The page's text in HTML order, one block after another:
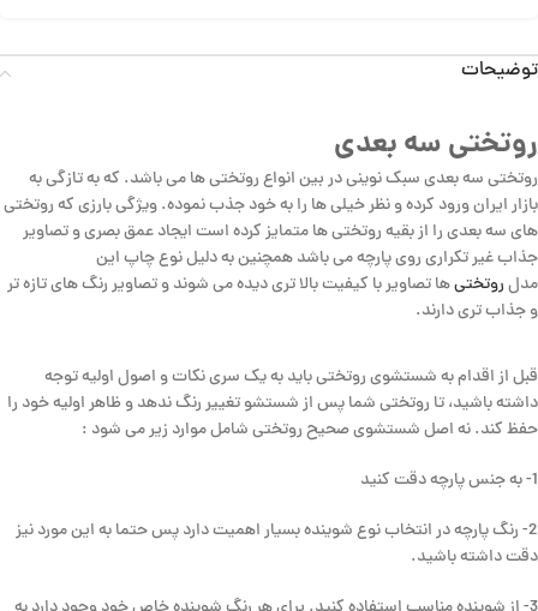
توضیحات
روتختی سه بعدی
روتختی سه بعدی سبک نوینی در بین انواع روتختی ها می باشد. که به تازگی به
بازار ایران ورود کرده و نظر خیلی ها را به خود جذب نموده. ویژگی بارزی که روتختی
های سه بعدی را از بقیه روتختی ها متمایز کرده است ایجاد عمق بصری و تصاویر
جذاب غیر تکراری روی پارچه می باشد همچنین به دلیل نوع چاپ این
مدلروتختیها تصاویر با کیفیت بالا تری دیده می شوند و تصاویر رنگ های تازه تر
و جذاب تری دارند.
قبل از اقدام به شستشوی روتختی باید به یک سری نکات و اصول اولیه توجه
داشته باشید، تا روتختی شما پس از شستشو تغییر رنگ ندهد و ظاهر اولیه خود را
حفظ کند. نه اصل شستشوی صحیح روتختی شامل موارد زیر می شود :
1- به جنس پارچه دقت کنید
2- رنگ پارچه در انتخاب نوع شوینده بسیار اهمیت دارد پس حتما به این مورد نیز
دقت داشته باشید.